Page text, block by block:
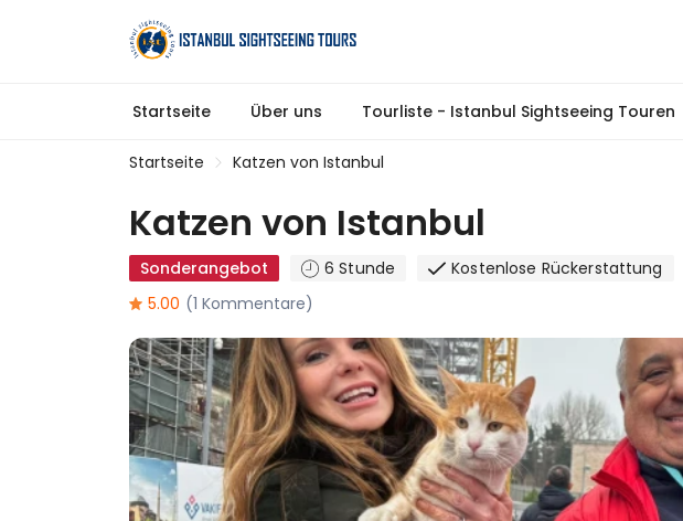
Startseite Über uns Tourliste - Istanbul Sightseeing Touren
Startseite Katzen von Istanbul
Katzen von Istanbul
Sonderangebot 6 Stunde Kostenlose Rückerstattung
5.00 (1 Kommentare)